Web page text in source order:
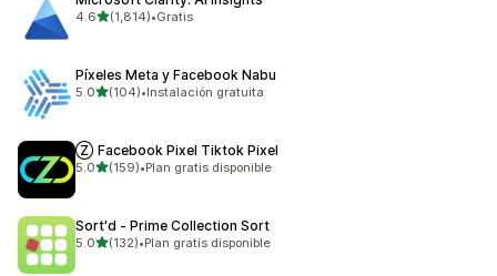
4.6de 5 estrellas
(1,814)
1814 reseñas en total
•Gratis
Píxeles Meta y Facebook Nabu
5.0de 5 estrellas
(104)
104 reseñas en total
•Instalación gratuita
Ⓩ Facebook Pixel Tiktok Pixel
5.0de 5 estrellas
(159)
159 reseñas en total
•Plan gratis disponible
Sort'd ‑ Prime Collection Sort
5.0de 5 estrellas
(132)
132 reseñas en total
•Plan gratis disponible